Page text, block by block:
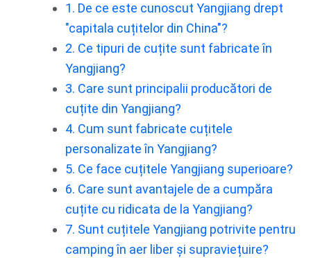
1. De ce este cunoscut Yangjiang drept
"capitala cuțitelor din China"?
2. Ce tipuri de cuțite sunt fabricate în
Yangjiang?
3. Care sunt principalii producători de
cuțite din Yangjiang?
4. Cum sunt fabricate cuțitele
personalizate în Yangjiang?
5. Ce face cuțitele Yangjiang superioare?
6. Care sunt avantajele de a cumpăra
cuțite cu ridicata de la Yangjiang?
7. Sunt cuțitele Yangjiang potrivite pentru
camping în aer liber și supraviețuire?